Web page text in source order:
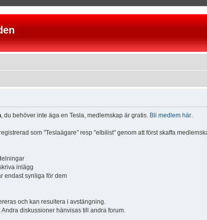
, du behöver inte äga en Tesla, medlemskap är gratis. Bli medlem här.
som "Teslaägare" resp "elbilist" genom att först skaffa
inlägg
endast synliga för dem
och kan resultera i avstängning.
diskussioner hänvisas till andra forum.